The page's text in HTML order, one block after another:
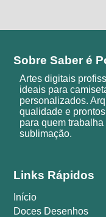
Sobre Saber é
Artes digitais
ideais para
personalizados.
qualidade e
para quem
sublimação.
Links Rápidos
Início
Doces Desenhos